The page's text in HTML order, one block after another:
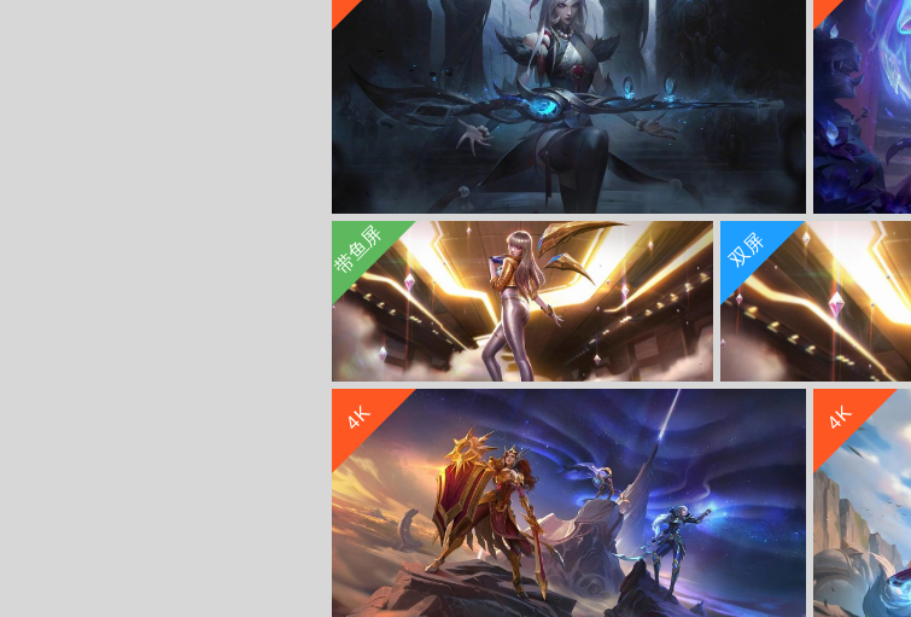
英雄联盟 净雪之月 凯特琳 5K高清游戏壁纸
带鱼屏
英雄联盟卡莎至臻豪华带鱼屏壁纸
立 即 下 载
收 藏
双屏
lol英雄联
4K
立 即 下 载
收 藏
4K